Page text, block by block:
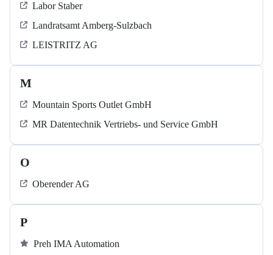
Labor Staber
Landratsamt Amberg-Sulzbach
LEISTRITZ AG
M
Mountain Sports Outlet GmbH
MR Datentechnik Vertriebs- und Service GmbH
O
Oberender AG
P
Preh IMA Automation